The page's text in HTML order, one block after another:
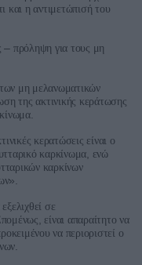
και η αντιμετώπισή του
– πρόληψη για τους μη
των μη μελανωματικών
της ακτινικής κεράτωσης
.
κερατώσεις είναι ο
καρκίνωμα ενώ
καρκίνων
».
εξελιχθεί σε
είναι απαραίτητο να
να περιοριστεί ο